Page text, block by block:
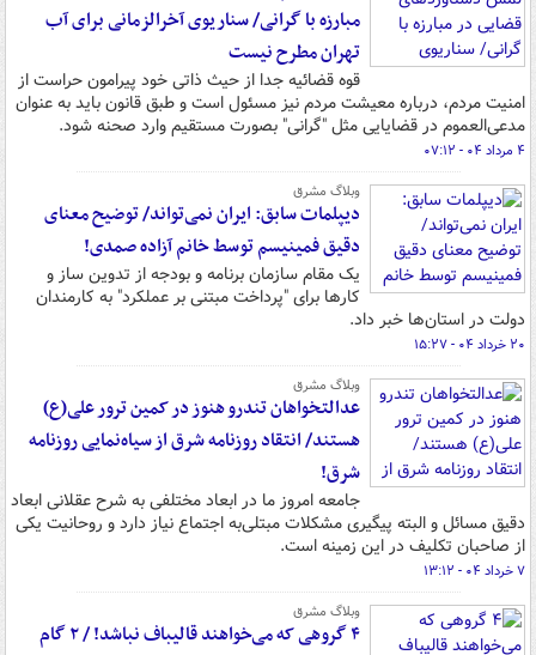
مبارزه با گرانی/ سناریوی آخرالزمانی برای آب
تهران مطرح نیست
قوه قضائیه جدا از حیث ذاتی خود پیرامون حراست از
امنیت مردم، درباره معیشت مردم نیز مسئول است و طبق قانون باید به عنوان
مدعی‌العموم در قضایایی مثل "گرانی" بصورت مستقیم وارد صحنه شود.
۴ مرداد ۰۴ - ۰۷:۱۲
وبلاگ مشرق
دیپلمات سابق: ایران نمی‌تواند/ توضیح معنای
دقیق فمینیسم توسط خانم آزاده صمدی!
یک مقام سازمان برنامه و بودجه از تدوین ساز و
کارها برای "پرداخت مبتنی بر عملکرد" به کارمندان
دولت در استان‌ها خبر داد.
۲۰ خرداد ۰۴ - ۱۵:۲۷
وبلاگ مشرق
عدالتخواهان تندرو هنوز در کمین ترور علی(ع)
هستند/ انتقاد روزنامه شرق از سیاه‌نمایی روزنامه
شرق!
جامعه امروز ما در ابعاد مختلفی به شرح عقلانی ابعاد
دقیق مسائل و البته پیگیری مشکلات مبتلی‌به اجتماع نیاز دارد و روحانیت یکی
از صاحبان تکلیف در این زمینه است.
۷ خرداد ۰۴ - ۱۳:۱۲
وبلاگ مشرق
۴ گروهی که می‌خواهند قالیباف نباشد! / ۲ گام